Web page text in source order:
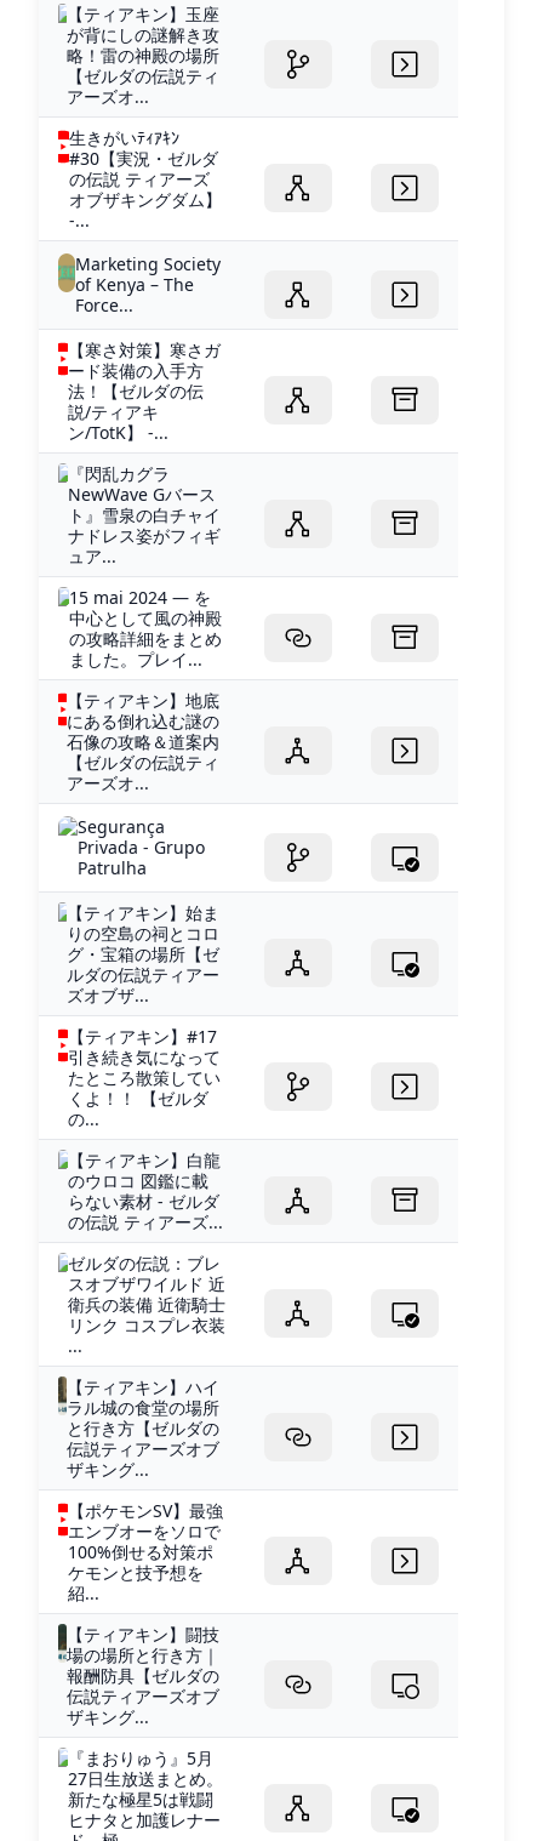
【ティアキン】玉座
が背にしの謎解き攻
略！雷の神殿の場所
【ゼルダの伝説ティ
アーズオ...
生きがいﾃｨｱｷﾝ
#30【実況・ゼルダ
の伝説 ティアーズ
オブザキングダム】
-...
Marketing Society
of Kenya – The
Force...
【寒さ対策】寒さガ
ード装備の入手方
法！【ゼルダの伝
説/ティアキ
ン/TotK】 -...
『閃乱カグラ
NewWave Gバース
ト』雪泉の白チャイ
ナドレス姿がフィギ
ュア...
15 mai 2024 — を
中心として風の神殿
の攻略詳細をまとめ
ました。プレイ...
【ティアキン】地底
にある倒れ込む謎の
石像の攻略＆道案内
【ゼルダの伝説ティ
アーズオ...
Segurança
Privada - Grupo
Patrulha
【ティアキン】始ま
りの空島の祠とコロ
グ・宝箱の場所【ゼ
ルダの伝説ティアー
ズオブザ...
【ティアキン】#17
引き続き気になって
たところ散策してい
くよ！！ 【ゼルダ
の...
【ティアキン】白龍
のウロコ 図鑑に載
らない素材 - ゼルダ
の伝説 ティアーズ...
ゼルダの伝説：ブレ
スオブザワイルド 近
衛兵の装備 近衛騎士
リンク コスプレ衣装
...
【ティアキン】ハイ
ラル城の食堂の場所
と行き方【ゼルダの
伝説ティアーズオブ
ザキング...
【ポケモンSV】最強
エンブオーをソロで
100%倒せる対策ポ
ケモンと技予想を
紹...
【ティアキン】闘技
場の場所と行き方｜
報酬防具【ゼルダの
伝説ティアーズオブ
ザキング...
『まおりゅう』5月
27日生放送まとめ。
新たな極星5は戦闘
ヒナタと加護レナー